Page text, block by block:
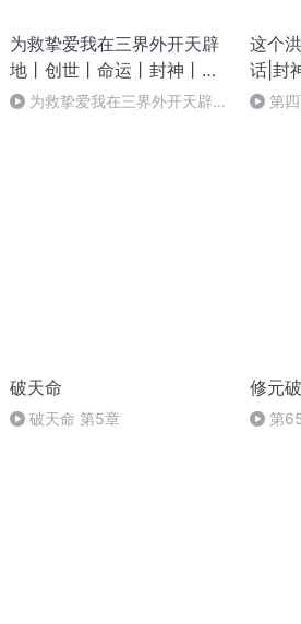
为救挚爱我在三界外开天辟
地丨创世丨命运丨封神丨逆
天 为救挚爱我在三界外开天辟
这个
话|封
天辟地
第
破天命
破天命 第5章
修元
第